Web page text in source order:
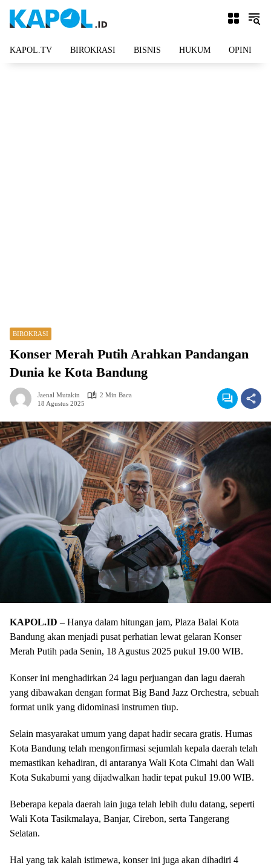
KAPOL.TV BIROKRASI BISNIS HUKUM OPINI
BIROKRASI
Konser Merah Putih Arahkan Pandangan
Dunia ke Kota Bandung
Jaenal Mutakin
2 Min Baca
18 Agustus 2025
KAPOL.ID – Hanya dalam hitungan jam, Plaza Balai Kota
Bandung akan menjadi pusat perhatian lewat gelaran Konser
Merah Putih pada Senin, 18 Agustus 2025 pukul 19.00 WIB.
Konser ini menghadirkan 24 lagu perjuangan dan lagu daerah
yang dibawakan dengan format Big Band Jazz Orchestra, sebuah
format unik yang didominasi instrumen tiup.
Selain masyarakat umum yang dapat hadir secara gratis. Humas
Kota Bandung telah mengonfirmasi sejumlah kepala daerah telah
memastikan kehadiran, di antaranya Wali Kota Cimahi dan Wali
Kota Sukabumi yang dijadwalkan hadir tepat pukul 19.00 WIB.
Beberapa kepala daerah lain juga telah lebih dulu datang, seperti
Wali Kota Tasikmalaya, Banjar, Cirebon, serta Tangerang
Selatan.
Hal yang tak kalah istimewa, konser ini juga akan dihadiri 4